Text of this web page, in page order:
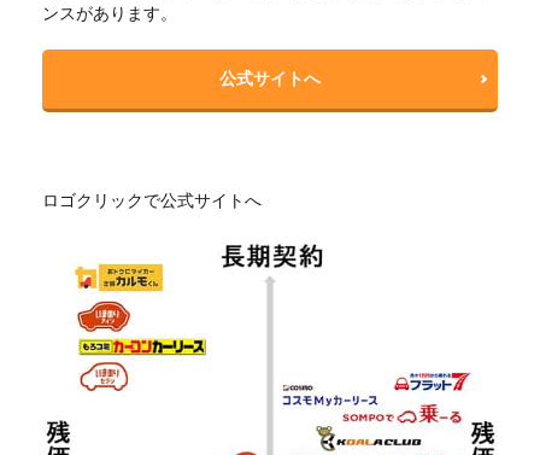
ンスがあります。
公式サイトへ
ロゴクリックで公式サイトへ